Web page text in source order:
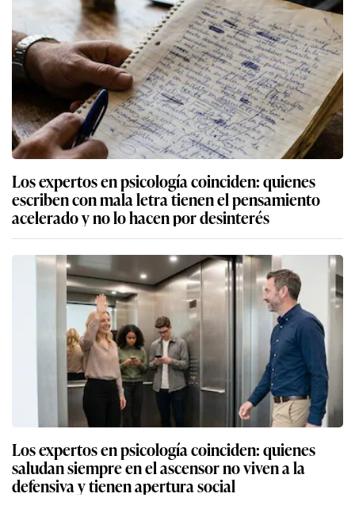
Los expertos en psicología coinciden: quienes
escriben con mala letra tienen el pensamiento
acelerado y no lo hacen por desinterés
Los expertos en psicología coinciden: quienes
saludan siempre en el ascensor no viven a la
defensiva y tienen apertura social